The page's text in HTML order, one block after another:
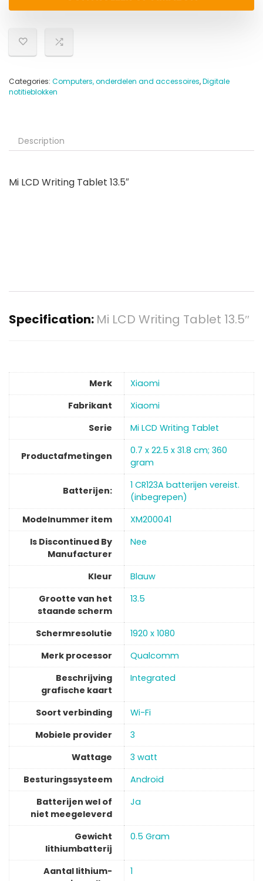
Categories: Computers, onderdelen and accessoires,Digitale
notitieblokken
Description
Mi LCD Writing Tablet 13.5″
Specification: Mi LCD Writing Tablet 13.5″
Merk
Xiaomi
Fabrikant
Xiaomi
Serie
‎Mi LCD Writing Tablet
Productafmetingen
‎0.7 x 22.5 x 31.8 cm; 360
gram
Batterijen:
‎1 CR123A batterijen vereist.
(inbegrepen)
Modelnummer item
‎XM200041
Is Discontinued By
Manufacturer
‎Nee
Kleur
‎Blauw
Grootte van het
staande scherm
‎13.5
Schermresolutie
‎1920 x 1080
Merk processor
‎Qualcomm
Beschrijving
grafische kaart
‎Integrated
Soort verbinding
Wi-Fi
Mobiele provider
3
Wattage
‎3 watt
Besturingssysteem
Android
Batterijen wel of
niet meegeleverd
‎Ja
Gewicht
lithiumbatterij
‎0.5 Gram
Aantal lithium-
‎1